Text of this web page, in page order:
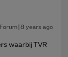
years ago
waarbij TVR